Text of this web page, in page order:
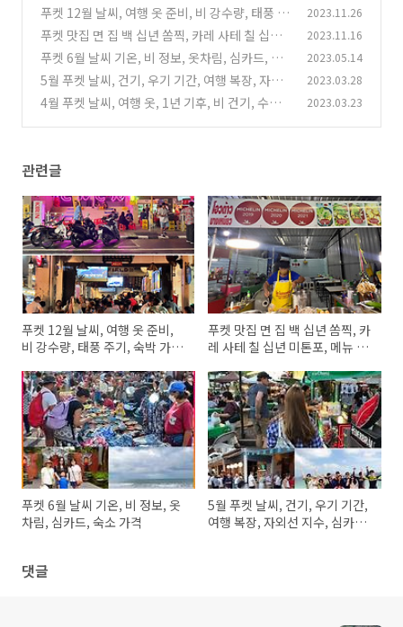
푸켓 12월 날씨, 여행 옷 준비, 비 강수량, 태풍 주
기, 숙박 가격, 여행자 심카드 할인
(4)
2023.11.26
푸켓 맛집 면 집 백 십년 쏨찍, 카레 사테 칠 십년
미톤포, 메뉴 종류, 가는 방법
(4)
2023.11.16
푸켓 6월 날씨 기온, 비 정보, 옷차림, 심카드, 숙
소 가격
(4)
2023.05.14
5월 푸켓 날씨, 건기, 우기 기간, 여행 복장, 자외
선 지수, 심카드, 호텔 가격
(2)
2023.03.28
4월 푸켓 날씨, 여행 옷, 1년 기후, 비 건기, 수영
2023.03.23
관련글
푸켓 12월 날씨, 여행 옷 준비,
비 강수량, 태풍 주기, 숙박 가격,
푸켓 맛집 면 집 백 십년 쏨찍, 카
레 사테 칠 십년 미톤포, 메뉴 종
푸켓 6월 날씨 기온, 비 정보, 옷
차림, 심카드, 숙소 가격
5월 푸켓 날씨, 건기, 우기 기간,
여행 복장, 자외선 지수, 심카드,
댓글